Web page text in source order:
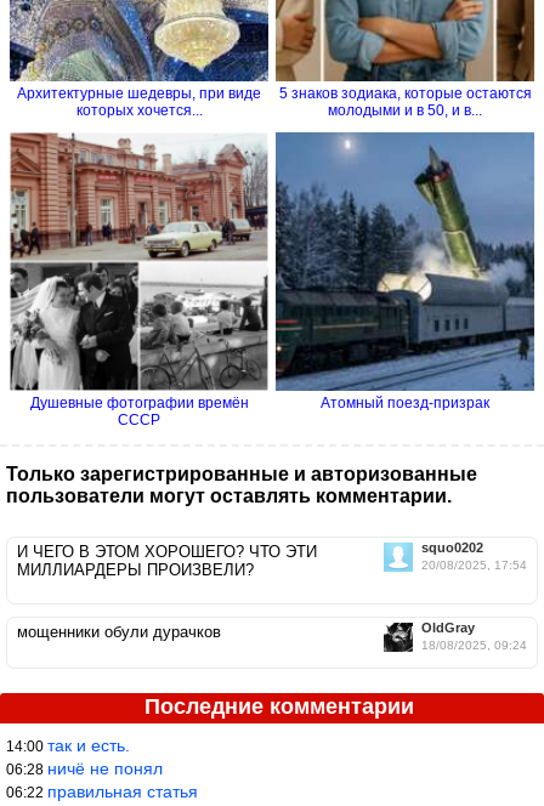
Архитектурные шедевры, при виде
которых хочется...
5 знаков зодиака, которые остаются
молодыми и в 50, и в...
Душевные фотографии времён
СССР
Атомный поезд-призрак
Только зарегистрированные и авторизованные
пользователи могут оставлять комментарии.
squo0202
20/08/2025, 17:54
И ЧЕГО В ЭТОМ ХОРОШЕГО? ЧТО ЭТИ
МИЛЛИАРДЕРЫ ПРОИЗВЕЛИ?
OldGray
18/08/2025, 09:24
мощенники обули дурачков
Последние комментарии
14:00 так и есть.
06:28 ничё не понял
06:22 правильная статья